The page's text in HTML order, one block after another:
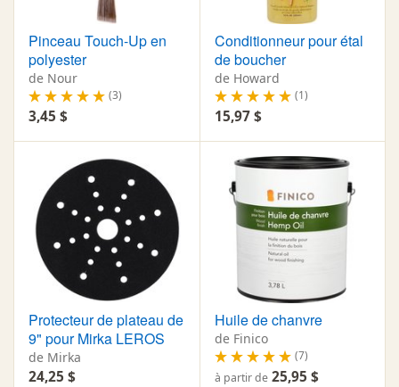
Pinceau Touch-Up en
polyester
de Nour
(3)
3,45 $
Conditionneur pour étal
de boucher
de Howard
(1)
15,97 $
Protecteur de plateau de
9" pour Mirka LEROS
de Mirka
24,25 $
Huile de chanvre
de Finico
(7)
à partir de 25,95 $